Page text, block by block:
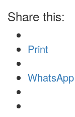
Share this:
Print
WhatsApp